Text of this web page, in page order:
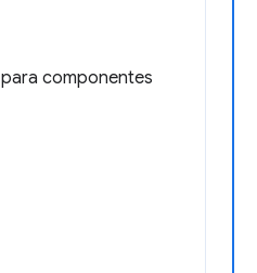
componentes